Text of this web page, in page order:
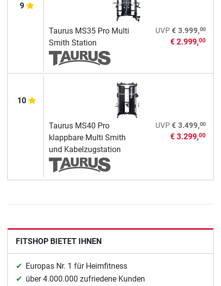
9
Taurus MS35 Pro Multi
Smith Station
UVP € 3.999,00
€ 2.999,00
10
Taurus MS40 Pro
klappbare Multi Smith
und Kabelzugstation
UVP € 3.499,00
€ 3.299,00
FITSHOP BIETET IHNEN
Europas Nr. 1 für Heimfitness
über 4.000.000 zufriedene Kunden